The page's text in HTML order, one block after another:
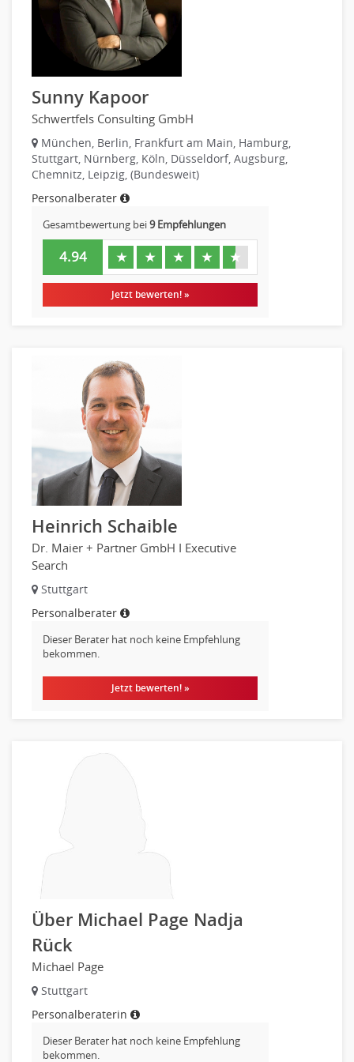
Raumgestaltung
Reiseverkehr, Touristik
Sicherheitsdienste, Schutzdienste
Automatisierungstechnik
Bauwesen
Elektrotechnik, Elektronik
Energie und Umwelttechnik
Entwicklung
Fahrzeugtechnik
Fertigungstechnik
gebaeude-versorgungs-sicherheitstechnik
Kunststofftechnik
Leitung, Teamleitung
Luft- und Raumfahrttechnik
Medizintechnik
Optiker, Akustiker
Brandschutz
Prozessmanagement
Qualitätsmanagement
Technische Dokumentation
Technischer Systemplaner, Bauzeichner
Veranstaltungstechnik
Verfahrenstechnik
Vertriebsingenieur
Wirtschaftsingenieur
Technisches Gebäudemanagement (TGM)
Anwendungsadministration
Consulting, Engineering
Data Warehouse, Business Intelligence
Datenbanken
IT Leitung, Teamleitung
IT Prozessmanagement
SAP/ERP-Beratung, Entwicklung
Security
Softwareentwicklung
Systemadministration, Netzwerkadministration
Web-Entwicklung
Wirtschaftsinformatik
Biologie
Biotechnologie
Chemie
Sunny Kapoor
Schwertfels Consulting GmbH
München, Berlin, Frankfurt am Main, Hamburg,
Stuttgart, Nürnberg, Köln, Düsseldorf, Augsburg,
Chemnitz, Leipzig, (Bundesweit)
Personalberater
Gesamtbewertung bei9 Empfehlungen
4.94 ★ ★ ★ ★ ★
Jetzt bewerten! »
Heinrich Schaible
Dr. Maier + Partner GmbH I Executive
Search
Stuttgart
Personalberater
Dieser Berater hat noch keine Empfehlung
bekommen.
Jetzt bewerten! »
Über Michael Page Nadja
Rück
Michael Page
Stuttgart
Personalberaterin
Dieser Berater hat noch keine Empfehlung
bekommen.